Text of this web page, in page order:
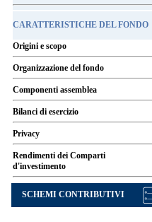
CARATTERISTICHE DEL FONDO
Origini e scopo
Organizzazione del fondo
Componenti assemblea
Bilanci di esercizio
Privacy
Rendimenti dei Comparti
d'investimento
SCHEMI CONTRIBUTIVI